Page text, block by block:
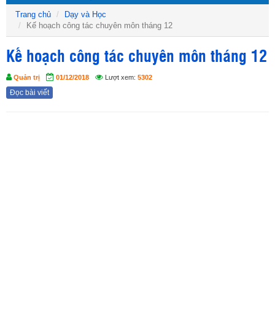
Trang chủ
Dạy và Học
Kế hoạch công tác chuyên môn tháng 12
Kế hoạch công tác chuyên môn tháng 12
Quản trị 01/12/2018 Lượt xem: 5302
Đọc bài viết